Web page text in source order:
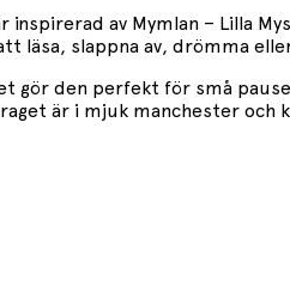
av Mymlan – Lilla
slappna av, drömma eller
gör den perfekt för små
är i mjuk manchester och